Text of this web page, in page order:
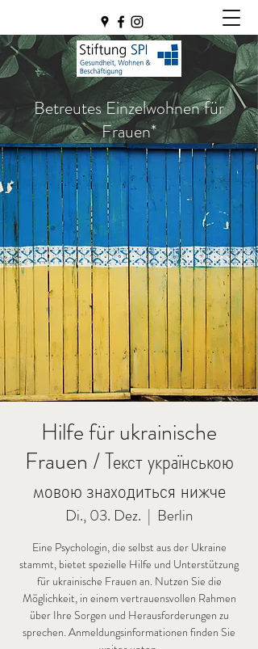
Betreutes Einzelwohnen für
Frauen*
Hilfe für ukrainische
Frauen / Текст українською
мовою знаходиться нижче
Di., 03. Dez.
  |
Berlin
Eine Psychologin, die selbst aus der Ukraine
stammt, bietet spezielle Hilfe und Unterstützung
für ukrainische Frauen an. Nutzen Sie die
Möglichkeit, in einem vertrauensvollen Rahmen
über Ihre Sorgen und Herausforderungen zu
sprechen. Anmeldungsinformationen finden Sie